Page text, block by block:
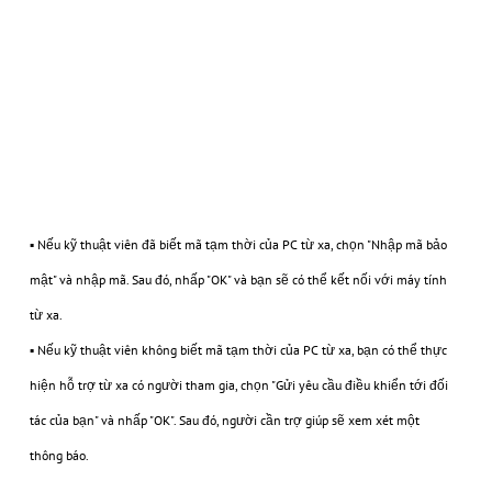
▪ Nếu kỹ thuật viên đã biết mã tạm thời của PC từ xa, chọn "Nhập mã bảo
mật" và nhập mã. Sau đó, nhấp "OK" và bạn sẽ có thể kết nối với máy tính
từ xa.
▪ Nếu kỹ thuật viên không biết mã tạm thời của PC từ xa, bạn có thể thực
hiện hỗ trợ từ xa có người tham gia, chọn "Gửi yêu cầu điều khiển tới đối
tác của bạn" và nhấp "OK". Sau đó, người cần trợ giúp sẽ xem xét một
thông báo.